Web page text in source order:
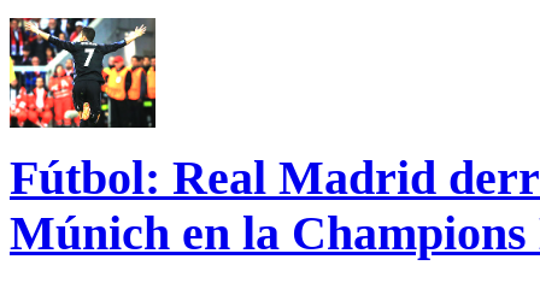
Fútbol: Real Madrid
Múnich en la Champions